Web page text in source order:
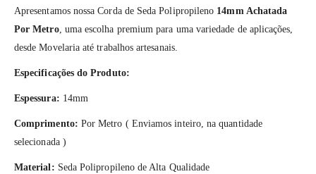
Apresentamos nossa Corda de Seda Polipropileno 14mm Achatada
Por Metro, uma escolha premium para uma variedade de aplicações,
desde Movelaria até trabalhos artesanais.
Especificações do Produto:
Espessura: 14mm
Comprimento: Por Metro ( Enviamos inteiro, na quantidade
selecionada )
Material: Seda Polipropileno de Alta Qualidade